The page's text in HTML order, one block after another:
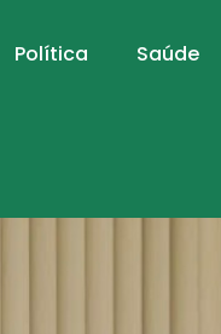
Política Saúde